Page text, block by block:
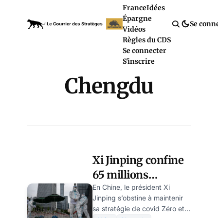
FranceIdées
Épargne
Vidéos
Règles du CDS
Se connecter
S'inscrire
Se
Chengdu
Xi Jinping confine
65 millions
d’habitants à
quelques jours des
En Chine, le président Xi
Jinping s’obstine à maintenir
sa stratégie de covid Zéro et